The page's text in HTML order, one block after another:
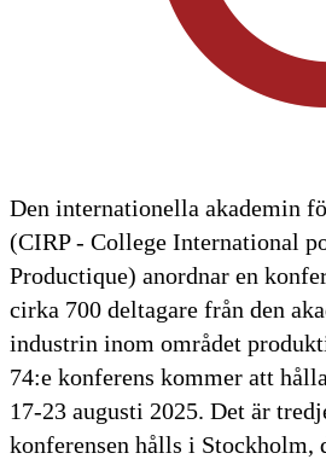
Den internationella akademin
(CIRP - College International
Productique) anordnar en
cirka 700 deltagare från den
industrin inom området
74:e konferens kommer att
17-23 augusti 2025. Det är
konferensen hålls i Stockholm,